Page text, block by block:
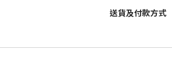
送貨及付款方式